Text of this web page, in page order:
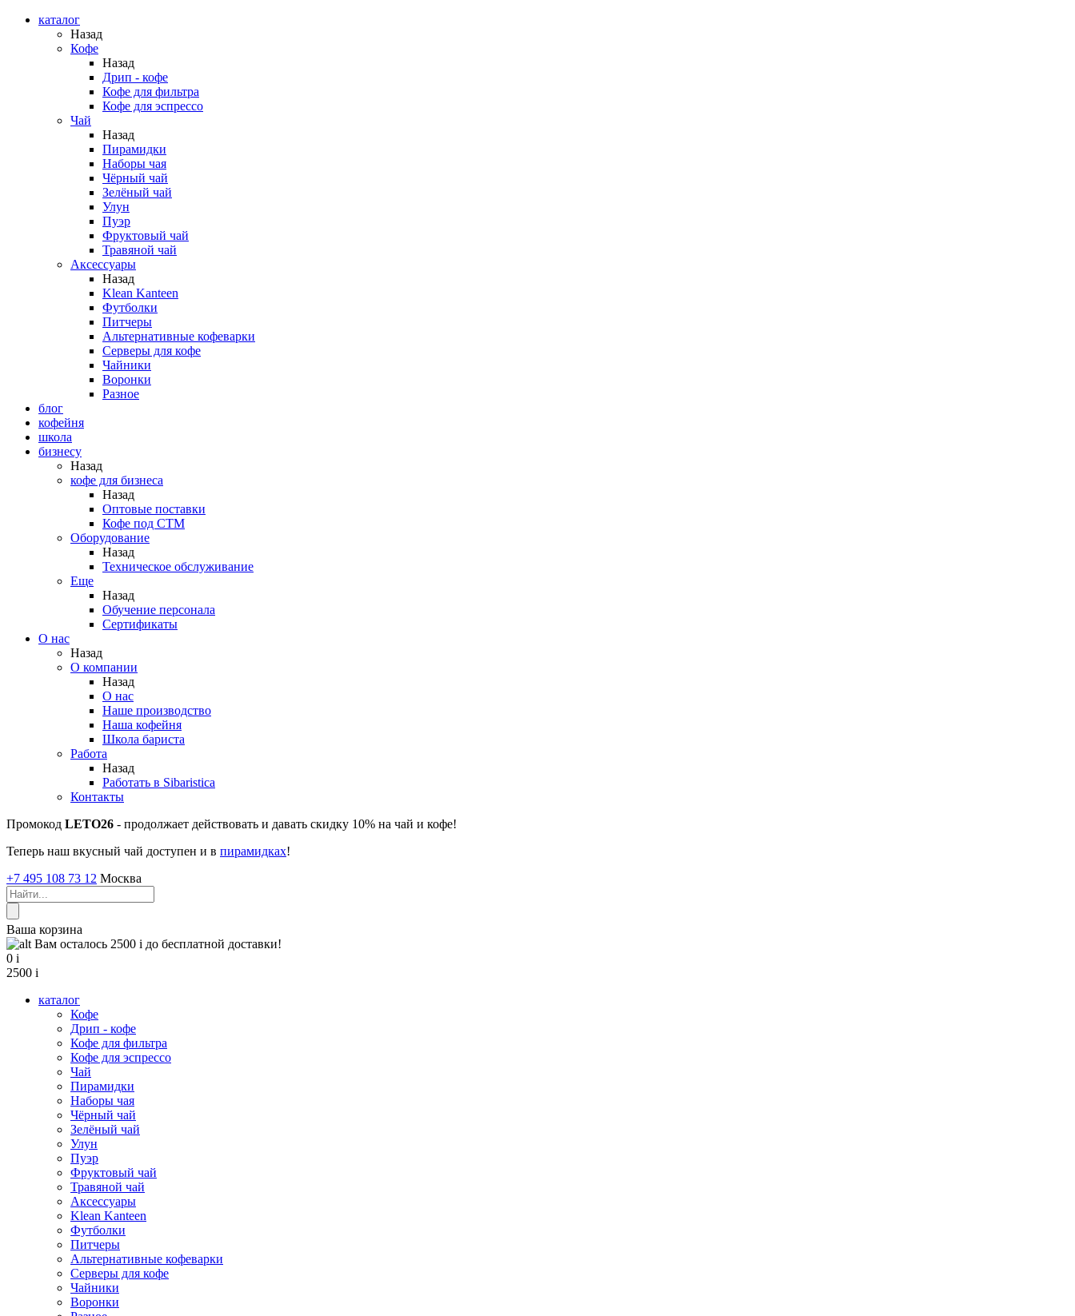
каталог
Назад
Кофе
Назад
Дрип - кофе
Кофе для фильтра
Кофе для эспрессо
Чай
Назад
Пирамидки
Наборы чая
Чёрный чай
Зелёный чай
Улун
Пуэр
Фруктовый чай
Травяной чай
Аксессуары
Назад
Klean Kanteen
Футболки
Питчеры
Альтернативные кофеварки
Серверы для кофе
Чайники
Воронки
Разное
блог
кофейня
школа
бизнесу
Назад
кофе для бизнеса
Назад
Оптовые поставки
Кофе под СТМ
Оборудование
Назад
Техническое обслуживание
Еще
Назад
Обучение персонала
Сертификаты
О нас
Назад
O компании
Назад
О нас
Наше производство
Наша кофейня
Школа бариста
Работа
Назад
Работать в Sibaristica
Контакты
Промокод LETO26 - продолжает действовать и давать скидку 10% на чай и кофе!
Теперь наш вкусный чай доступен и в пирамидках!
+7 495 108 73 12 Москва
Ваша корзина
Вам осталось 2500 i до бесплатной доставки!
0 i
2500 i
каталог
Кофе
Дрип - кофе
Кофе для фильтра
Кофе для эспрессо
Чай
Пирамидки
Наборы чая
Чёрный чай
Зелёный чай
Улун
Пуэр
Фруктовый чай
Травяной чай
Аксессуары
Klean Kanteen
Футболки
Питчеры
Альтернативные кофеварки
Серверы для кофе
Чайники
Воронки